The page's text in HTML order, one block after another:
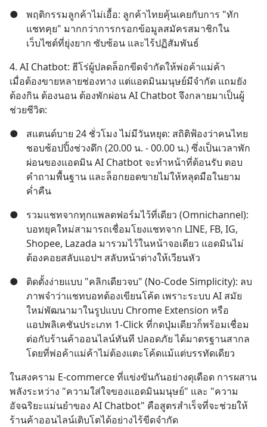
●
พฤติกรรมลูกค้าไม่เอื้อ: ลูกค้าไทยคุ้นเคยกับการ "ทัก
แชทคุย" มากกว่าการกรอกข้อมูลสมัครสมาชิกใน
เว็บไซต์ที่ยุ่งยาก ซับซ้อน และไร้ปฏิสัมพันธ์
4. AI Chatbot: ฮีโร่ผู้ปลดล็อกขีดจำกัดให้พ่อค้าแม่ค้า
เมื่อต้องขายหลายช่องทาง แต่แอดมินมนุษย์มีจำกัด แถมยัง
ต้องกิน ต้องนอน ต้องพักผ่อน AI Chatbot จึงกลายมาเป็นผู้
ช่วยชีวิต:
●
สแตนด์บาย 24 ชั่วโมง ไม่มีวันหยุด: สถิติฟ้องว่าคนไทย
ชอบช้อปปิ้งช่วงดึก (20.00 น. - 00.00 น.) ซึ่งเป็นเวลาพัก
ผ่อนของแอดมิน AI Chatbot จะทำหน้าที่ต้อนรับ ตอบ
คำถามพื้นฐาน และล็อกยอดขายไม่ให้หลุดมือในยาม
ค่ำคืน
●
รวมแชทจากทุกแพลตฟอร์มไว้ที่เดียว (Omnichannel):
บอทยุคใหม่สามารถเชื่อมโยงแชทจาก LINE, FB, IG,
Shopee, Lazada มารวมไว้ในหน้าจอเดียว แอดมินไม่
ต้องคอยสลับแอปฯ สลับหน้าต่างให้เวียนหัว
●
ติดตั้งง่ายแบบ "คลิกเดียวจบ" (No-Code Simplicity): ลบ
ภาพจำว่าแชทบอทต้องเขียนโค้ด เพราะระบบ AI สมัย
ใหม่พัฒนามาในรูปแบบ Chrome Extension หรือ
แอปพลิเคชันประเภท 1-Click ที่กดปุ่มเดียวก็พร้อมเชื่อม
ต่อกับร้านค้าออนไลน์ทันที ปลอดภัย ได้มาตรฐานสากล
โดยที่พ่อค้าแม่ค้าไม่ต้องแตะโค้ดแม้แต่บรรทัดเดียว
ในสงคราม E-commerce ที่แข่งขันกันอย่างดุเดือด การผสาน
พลังระหว่าง "ความใส่ใจของแอดมินมนุษย์" และ "ความ
อัจฉริยะแม่นยำของ AI Chatbot" คือสูตรสำเร็จที่จะช่วยให้
ร้านค้าออนไลน์เติบโตได้อย่างไร้ขีดจำกัด